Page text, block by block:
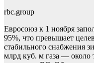
rbc.group
Евросоюз к 1 ноября
95%, что превышает
стабильного снабжения
млрд куб. м газа — около